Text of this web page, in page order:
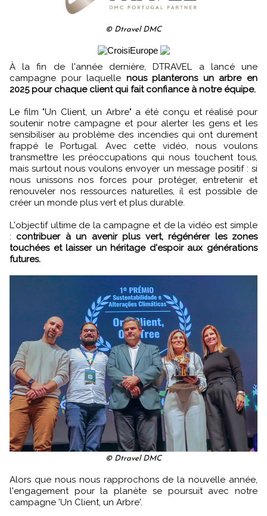
© Dtravel DMC
À la fin de l'année dernière, DTRAVEL a lancé une
campagne pour laquelle nous planterons un arbre en
2025 pour chaque client qui fait confiance à notre équipe.
Le film "Un Client, un Arbre" a été conçu et réalisé pour
soutenir notre campagne et pour alerter les gens et les
sensibiliser au problème des incendies qui ont durement
frappé le Portugal. Avec cette vidéo, nous voulons
transmettre les préoccupations qui nous touchent tous,
mais surtout nous voulons envoyer un message positif : si
nous unissons nos forces pour protéger, entretenir et
renouveler nos ressources naturelles, il est possible de
créer un monde plus vert et plus durable.
L'objectif ultime de la campagne et de la vidéo est simple
: contribuer à un avenir plus vert, régénérer les zones
touchées et laisser un héritage d'espoir aux générations
futures.
© Dtravel DMC
Alors que nous nous rapprochons de la nouvelle année,
l'engagement pour la planète se poursuit avec notre
campagne 'Un Client, un Arbre'.